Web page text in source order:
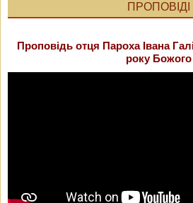
ПРОПОВІДІ
Проповідь отця Пароха Івана
року Божого